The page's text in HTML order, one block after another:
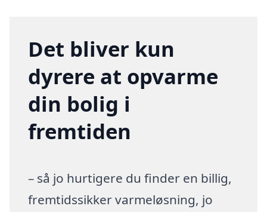
Det bliver kun
dyrere at opvarme
din bolig i
fremtiden
– så jo hurtigere du finder en billig,
fremtidssikker varmeløsning, jo